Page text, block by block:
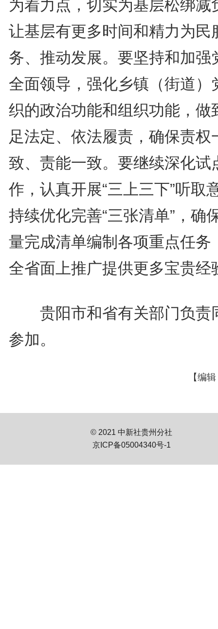
为着力点，切实为基层松绑减
让基层有更多时间和精力为民
务、推动发展。要坚持和加强
全面领导，强化乡镇（街道）
织的政治功能和组织功能，做
足法定、依法履责，确保责权
致、责能一致。要继续深化试
作，认真开展“三上三下”听取
持续优化完善“三张清单”，确
量完成清单编制各项重点任务
全省面上推广提供更多宝贵经
贵阳市和省有关部门负责
参加。
【编
© 2021 中新社贵州分社
京ICP备05004340号-1